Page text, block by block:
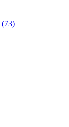
(73)